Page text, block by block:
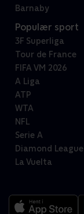
Barnaby
Populær sport
3F Superliga
Tour de France
FIFA VM 2026
A Liga
ATP
WTA
NFL
Serie A
Diamond League
La Vuelta